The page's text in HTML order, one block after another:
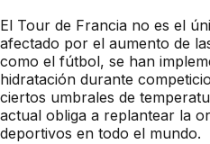
El Tour de Francia no es el
afectado por el aumento de
como el fútbol, se han
hidratación durante
ciertos umbrales de
actual obliga a replantear la
deportivos en todo el mundo.